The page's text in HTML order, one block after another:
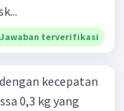
Jawaban terverifikasi
kecepatan
0,3 kg yang